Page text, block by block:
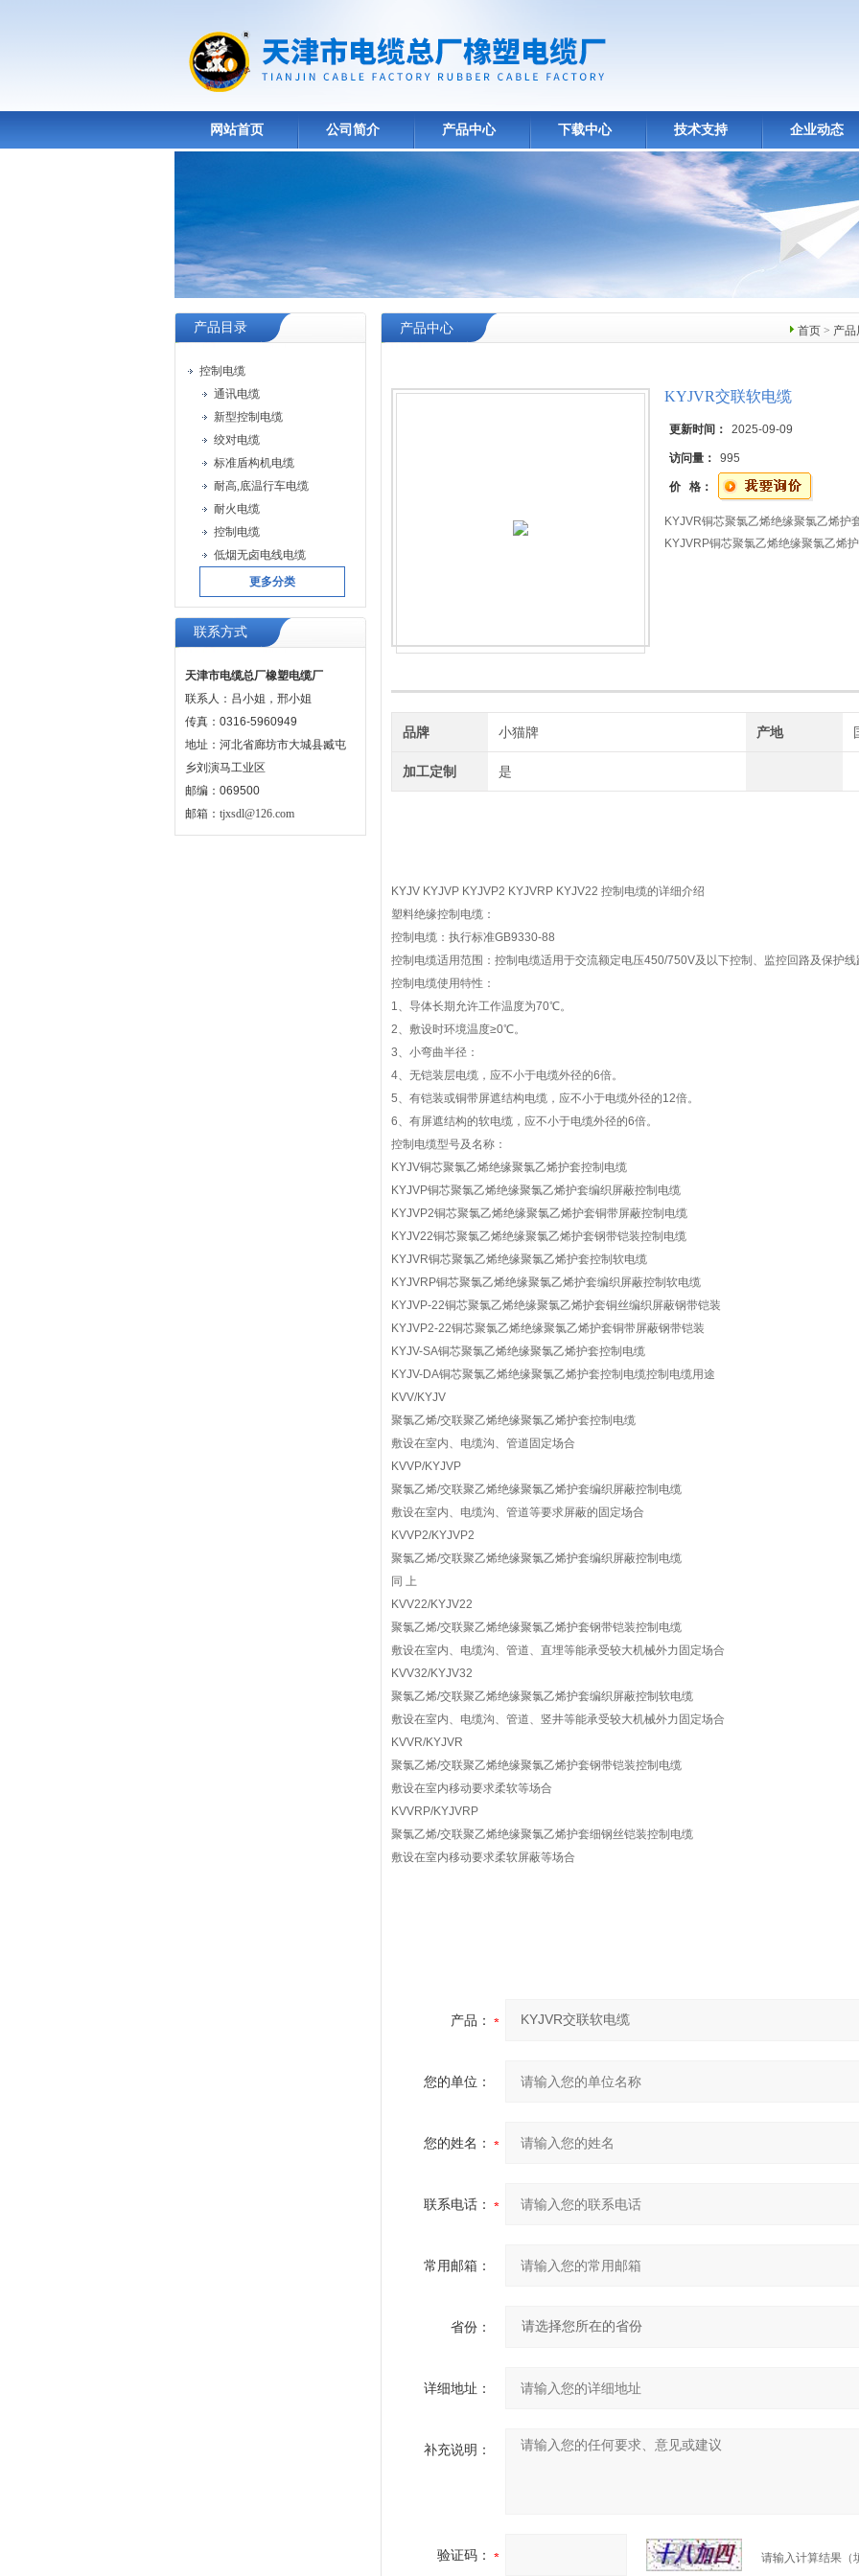
网站首页 公司简介 产品中心 下载中心 技术支持 企业动态
产品目录
控制电缆
通讯电缆
新型控制电缆
绞对电缆
标准盾构机电缆
耐高,底温行车电缆
耐火电缆
控制电缆
低烟无卤电线电缆
更多分类
联系方式
天津市电缆总厂橡塑电缆厂
联系人：吕小姐，邢小姐
传真：0316-5960949
地址：河北省廊坊市大城县臧屯
乡刘演马工业区
邮编：069500
邮箱： tjxsdl@126.com
首页 > 产品
产品中心
KYJVR交联软电缆
更新时间： 2025-09-09
访问量： 995
价 格：
KYJVR铜芯聚氯乙烯绝缘聚氯乙烯护
KYJVRP铜芯聚氯乙烯绝缘聚氯乙烯
品牌 小猫牌 产地
加工定制 是
KYJV KYJVP KYJVP2 KYJVRP KYJV22 控制电缆的详细介绍
塑料绝缘控制电缆：
控制电缆：执行标准GB9330-88
控制电缆适用范围：控制电缆适用于交流额定电压450/750V及以下控制、监控回路及保护
控制电缆使用特性：
1、导体长期允许工作温度为70℃。
2、敷设时环境温度≥0℃。
3、小弯曲半径：
4、无铠装层电缆，应不小于电缆外径的6倍。
5、有铠装或铜带屏遮结构电缆，应不小于电缆外径的12倍。
6、有屏遮结构的软电缆，应不小于电缆外径的6倍。
控制电缆型号及名称：
KYJV铜芯聚氯乙烯绝缘聚氯乙烯护套控制电缆
KYJVP铜芯聚氯乙烯绝缘聚氯乙烯护套编织屏蔽控制电缆
KYJVP2铜芯聚氯乙烯绝缘聚氯乙烯护套铜带屏蔽控制电缆
KYJV22铜芯聚氯乙烯绝缘聚氯乙烯护套钢带铠装控制电缆
KYJVR铜芯聚氯乙烯绝缘聚氯乙烯护套控制软电缆
KYJVRP铜芯聚氯乙烯绝缘聚氯乙烯护套编织屏蔽控制软电缆
KYJVP-22铜芯聚氯乙烯绝缘聚氯乙烯护套铜丝编织屏蔽钢带铠装
KYJVP2-22铜芯聚氯乙烯绝缘聚氯乙烯护套铜带屏蔽钢带铠装
KYJV-SA铜芯聚氯乙烯绝缘聚氯乙烯护套控制电缆
KYJV-DA铜芯聚氯乙烯绝缘聚氯乙烯护套控制电缆控制电缆用途
KVV/KYJV
聚氯乙烯/交联聚乙烯绝缘聚氯乙烯护套控制电缆
敷设在室内、电缆沟、管道固定场合
KVVP/KYJVP
聚氯乙烯/交联聚乙烯绝缘聚氯乙烯护套编织屏蔽控制电缆
敷设在室内、电缆沟、管道等要求屏蔽的固定场合
KVVP2/KYJVP2
聚氯乙烯/交联聚乙烯绝缘聚氯乙烯护套编织屏蔽控制电缆
同 上
KVV22/KYJV22
聚氯乙烯/交联聚乙烯绝缘聚氯乙烯护套钢带铠装控制电缆
敷设在室内、电缆沟、管道、直埋等能承受较大机械外力固定场合
KVV32/KYJV32
聚氯乙烯/交联聚乙烯绝缘聚氯乙烯护套编织屏蔽控制软电缆
敷设在室内、电缆沟、管道、竖井等能承受较大机械外力固定场合
KVVR/KYJVR
聚氯乙烯/交联聚乙烯绝缘聚氯乙烯护套钢带铠装控制电缆
敷设在室内移动要求柔软等场合
KVVRP/KYJVRP
聚氯乙烯/交联聚乙烯绝缘聚氯乙烯护套细钢丝铠装控制电缆
敷设在室内移动要求柔软屏蔽等场合
产品：
您的单位：
您的姓名：
联系电话：
常用邮箱：
省份：
详细地址：
补充说明：
验证码： 请输入计算结果（